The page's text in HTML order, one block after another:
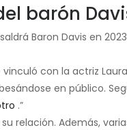
barón
Baron Davis en
vinculó con la actriz
en público.
.”
relación. Además,